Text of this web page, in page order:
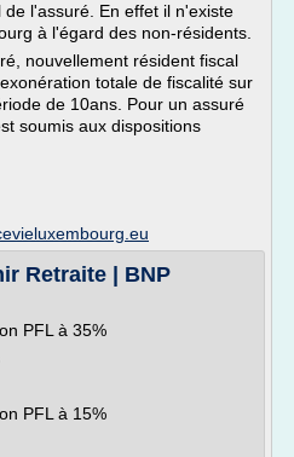
l'assuré. En effet il n'existe
à l'égard des non-résidents.
nouvellement résident fiscal
totale de fiscalité sur
de 10ans. Pour un assuré
soumis aux dispositions
Retraite | BNP
PFL à 35%
PFL à 15%